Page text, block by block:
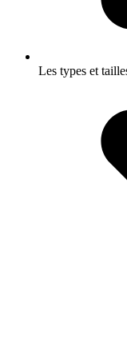
Les types et